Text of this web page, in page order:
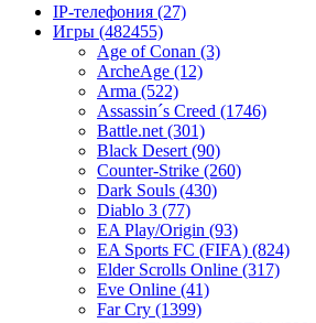
IP-телефония (27)
Игры (482455)
Age of Conan (3)
ArcheAge (12)
Arma (522)
Assassin´s Creed (1746)
Battle.net (301)
Black Desert (90)
Counter-Strike (260)
Dark Souls (430)
Diablo 3 (77)
EA Play/Origin (93)
EA Sports FC (FIFA) (824)
Elder Scrolls Online (317)
Eve Online (41)
Far Cry (1399)